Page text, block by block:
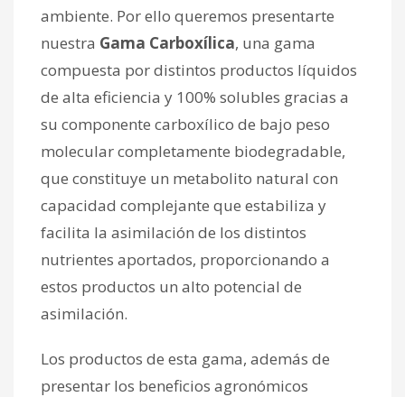
ambiente. Por ello queremos presentarte
nuestra Gama Carboxílica, una gama
compuesta por distintos productos líquidos
de alta eficiencia y 100% solubles gracias a
su componente carboxílico de bajo peso
molecular completamente biodegradable,
que constituye un metabolito natural con
capacidad complejante que estabiliza y
facilita la asimilación de los distintos
nutrientes aportados, proporcionando a
estos productos un alto potencial de
asimilación.
Los productos de esta gama, además de
presentar los beneficios agronómicos